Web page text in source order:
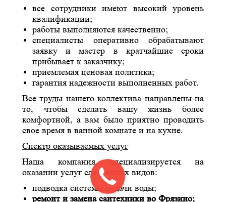
все сотрудники имеют высокий уровень
квалификации;
работы выполняются качественно;
специалисты оперативно обрабатывают
заявку и мастер в кратчайшие сроки
прибывает к заказчику;
приемлемая ценовая политика;
гарантия надежности выполненных работ.
Все труды нашего коллектива направлены на
то, чтобы сделать вашу жизнь более
комфортной, а вам было приятно проводить
свое время в ванной комнате и на кухне.
Спектр оказываемых услуг
Наша компания специализируется на
оказании услуг следующих видов:
подводка системы подачи воды;
ремонт и замена сантехники во Фрязино;